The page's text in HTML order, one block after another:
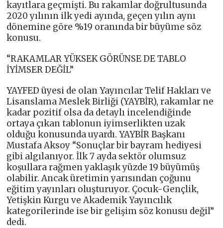
kayıtlara geçmişti. Bu rakamlar doğrultusunda
2020 yılının ilk yedi ayında, geçen yılın aynı
dönemine göre %19 oranında bir büyüme söz
konusu.
“RAKAMLAR YÜKSEK GÖRÜNSE DE TABLO
İYİMSER DEĞİL”
YAYFED üyesi de olan Yayıncılar Telif Hakları ve
Lisanslama Meslek Birliği (YAYBİR), rakamlar ne
kadar pozitif olsa da detaylı incelendiğinde
ortaya çıkan tablonun iyimserlikten uzak
olduğu konusunda uyardı. YAYBİR Başkanı
Mustafa Aksoy “Sonuçlar bir bayram hediyesi
gibi algılanıyor. İlk 7 ayda sektör olumsuz
koşullara rağmen yaklaşık yüzde 19 büyümüş
olabilir. Ancak üretimin yarısından çoğunu
eğitim yayınları oluşturuyor. Çocuk-Gençlik,
Yetişkin Kurgu ve Akademik Yayıncılık
kategorilerinde ise bir gelişim söz konusu değil”
dedi.